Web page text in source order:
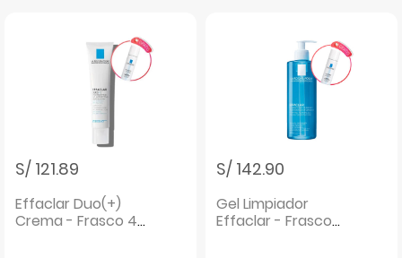
S/ 121.89
Effaclar Duo(+)
Crema - Frasco 40
S/ 142.90
Gel Limpiador
Effaclar - Frasco